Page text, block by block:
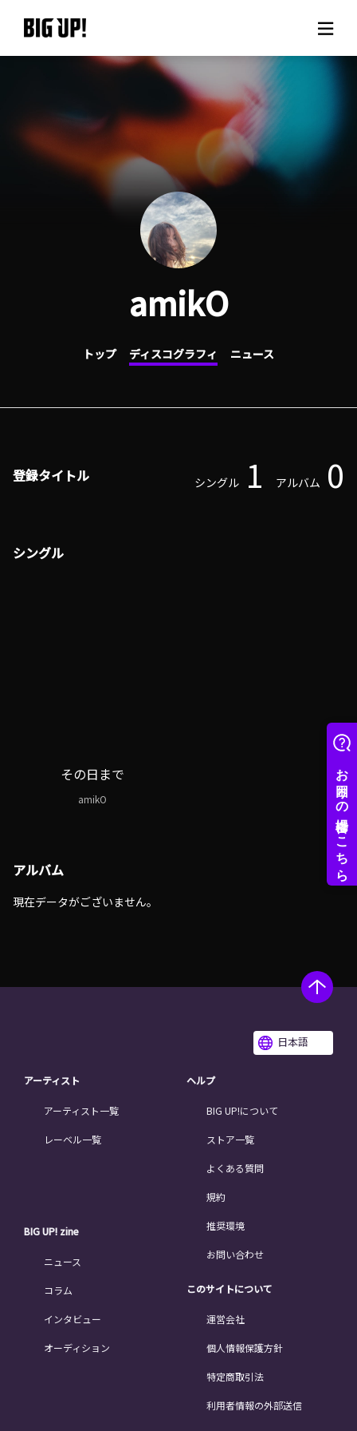
BIG UP!について
ニュース
料金プラン
サポート
ご利用の流れ
よくある質問
amikO
トップ ディスコグラフィ ニュース
登録タイトル シングル 1 アルバム 0
シングル
その日まで
amikO
アルバム
現在データがございません。
日本語
アーティスト
アーティスト一覧
レーベル一覧
BIG UP! zine
ニュース
コラム
インタビュー
オーディション
ヘルプ
BIG UP!について
ストア一覧
よくある質問
規約
推奨環境
お問い合わせ
このサイトについて
運営会社
個人情報保護方針
特定商取引法
利用者情報の外部送信